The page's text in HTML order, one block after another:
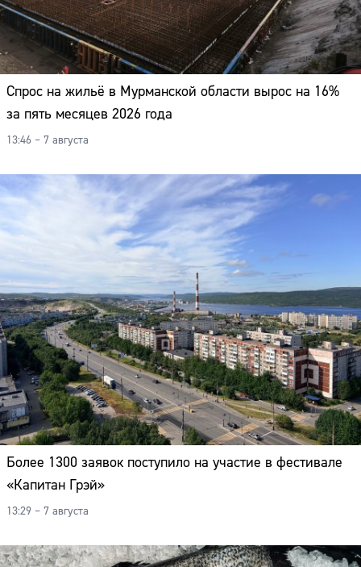
Спрос на жильё в Мурманской области вырос на 16%
за пять месяцев 2026 года
13:46 – 7 августа
Более 1300 заявок поступило на участие в фестивале
«Капитан Грэй»
13:29 – 7 августа